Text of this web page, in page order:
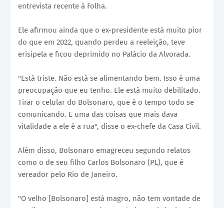
entrevista recente à Folha.
Ele afirmou ainda que o ex-presidente está muito pior
do que em 2022, quando perdeu a reeleição, teve
erisipela e ficou deprimido no Palácio da Alvorada.
"Está triste. Não está se alimentando bem. Isso é uma
preocupação que eu tenho. Ele está muito debilitado.
Tirar o celular do Bolsonaro, que é o tempo todo se
comunicando. E uma das coisas que mais dava
vitalidade a ele é a rua", disse o ex-chefe da Casa Civil.
Além disso, Bolsonaro emagreceu segundo relatos
como o de seu filho Carlos Bolsonaro (PL), que é
vereador pelo Rio de Janeiro.
"O velho [Bolsonaro] está magro, não tem vontade de